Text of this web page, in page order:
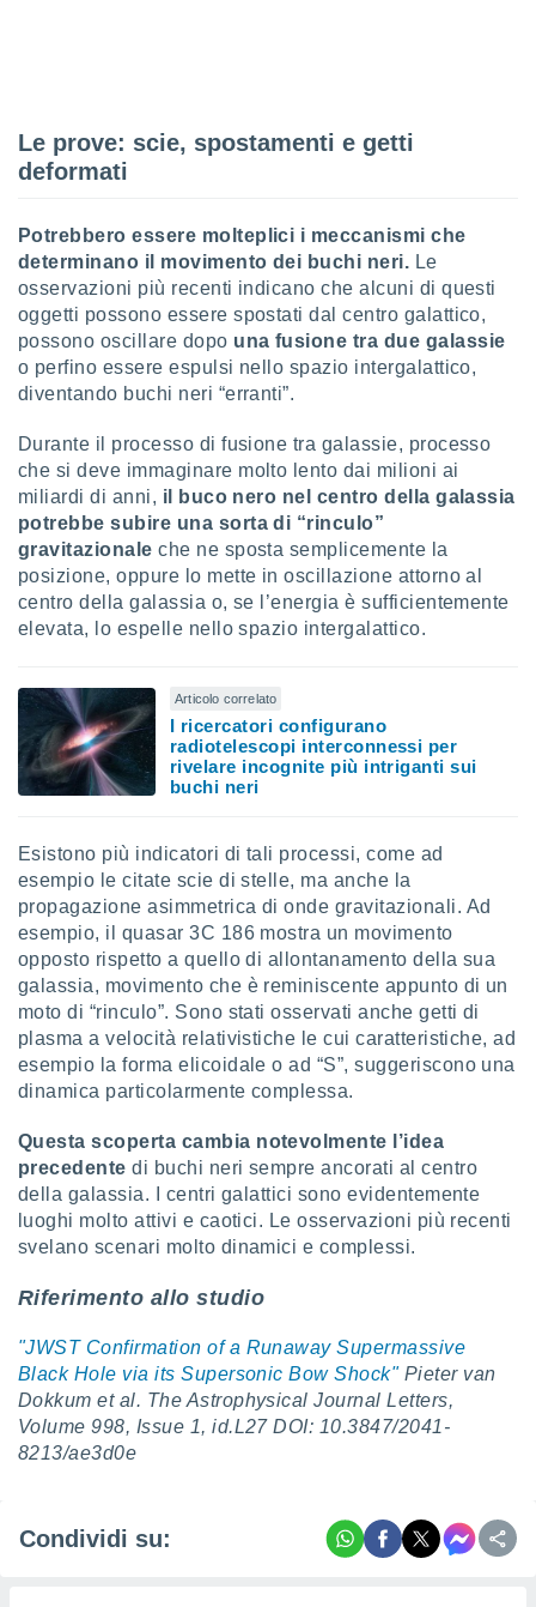
la
del
delle
e degli
nostri
Le prove: scie, spostamenti e getti
deformati
Potrebbero essere molteplici i meccanismi che
determinano il movimento dei buchi neri. Le
osservazioni più recenti indicano che alcuni di questi
oggetti possono essere spostati dal centro galattico,
possono oscillare dopo una fusione tra due galassie
o perfino essere espulsi nello spazio intergalattico,
diventando buchi neri “erranti”.
Durante il processo di fusione tra galassie, processo
che si deve immaginare molto lento dai milioni ai
miliardi di anni, il buco nero nel centro della galassia
potrebbe subire una sorta di “rinculo”
gravitazionale che ne sposta semplicemente la
posizione, oppure lo mette in oscillazione attorno al
centro della galassia o, se l’energia è sufficientemente
elevata, lo espelle nello spazio intergalattico.
Articolo correlato
I ricercatori configurano
radiotelescopi interconnessi per
rivelare incognite più intriganti sui
buchi neri
Esistono più indicatori di tali processi, come ad
esempio le citate scie di stelle, ma anche la
propagazione asimmetrica di onde gravitazionali. Ad
esempio, il quasar 3C 186 mostra un movimento
opposto rispetto a quello di allontanamento della sua
galassia, movimento che è reminiscente appunto di un
moto di “rinculo”. Sono stati osservati anche getti di
plasma a velocità relativistiche le cui caratteristiche, ad
esempio la forma elicoidale o ad “S”, suggeriscono una
dinamica particolarmente complessa.
Questa scoperta cambia notevolmente l’idea
precedentedi buchi neri sempre ancorati al centro
della galassia. I centri galattici sono evidentemente
luoghi molto attivi e caotici. Le osservazioni più recenti
svelano scenari molto dinamici e complessi.
Riferimento allo studio
"JWST Confirmation of a Runaway Supermassive
Black Hole via its Supersonic Bow Shock"Pieter van
Dokkum et al. The Astrophysical Journal Letters,
Volume 998, Issue 1, id.L27 DOI: 10.3847/2041-
8213/ae3d0e
Condividi su: